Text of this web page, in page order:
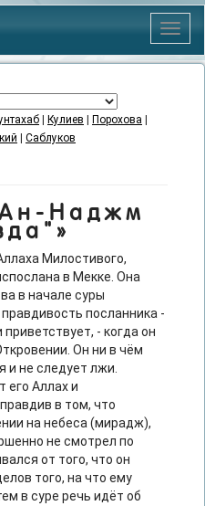
Меню
Кулиев Порохова
Саблуков
Наджм
Милостивого,
в Мекке. Она
в начале суры
посланника -
- когда он
Он ни в чём
и не следует лжи.
его Аллах и
в том, что
на небеса (мирадж),
не смотрел по
от того, что он
того, на что ему
в суре речь идёт об